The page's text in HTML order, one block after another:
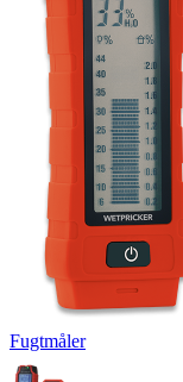
Fugtmåler